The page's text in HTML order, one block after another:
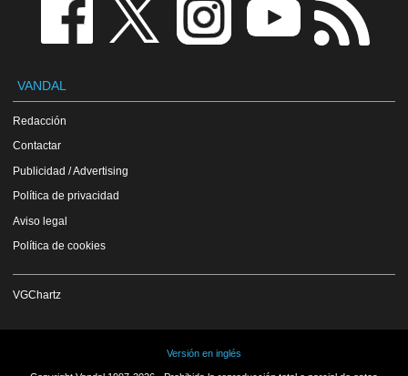
VANDAL
Redacción
Contactar
Publicidad / Advertising
Política de privacidad
Aviso legal
Política de cookies
VGChartz
Versión en inglés